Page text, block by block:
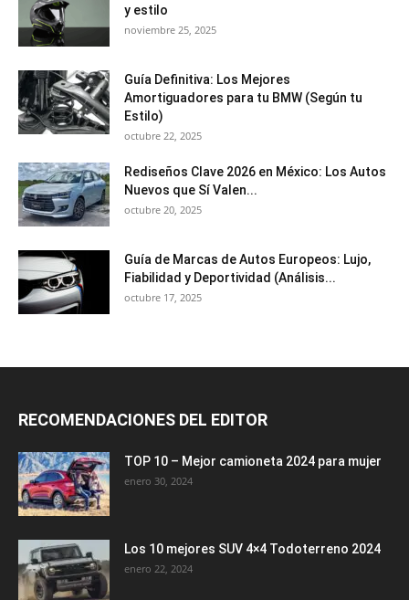
y estilo
noviembre 25, 2025
Guía Definitiva: Los Mejores
Amortiguadores para tu BMW (Según tu
Estilo)
octubre 22, 2025
Rediseños Clave 2026 en México: Los Autos
Nuevos que Sí Valen...
octubre 20, 2025
Guía de Marcas de Autos Europeos: Lujo,
Fiabilidad y Deportividad (Análisis...
octubre 17, 2025
RECOMENDACIONES DEL EDITOR
TOP 10 – Mejor camioneta 2024 para mujer
enero 30, 2024
Los 10 mejores SUV 4×4 Todoterreno 2024
enero 22, 2024